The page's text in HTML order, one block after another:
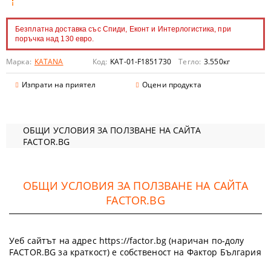
Безплатна доставка със Спиди, Еконт и Интерлогистика, при
поръчка над 130 евро.
Марка: KATANA Код: KAT-01-F1851730 Тегло: 3.550кг
Изпрати на приятел Оцени продукта
ОБЩИ УСЛОВИЯ ЗА ПОЛЗВАНЕ НА САЙТА
FACTOR.BG
ОБЩИ УСЛОВИЯ ЗА ПОЛЗВАНЕ НА САЙТА
FACTOR.BG
Уеб сайтът на адрес https://factor.bg (наричан по-долу
FACTOR.BG за краткост) е собственост на Фактор България